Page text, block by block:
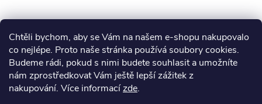
Chtěli bychom, aby se Vám na našem e-shopu nakupovalo
co nejlépe. Proto naše stránka používá soubory cookies.
Budeme rádi, pokud s nimi budete souhlasit a umožníte
nám zprostředkovat Vám ještě lepší zážitek z
nakupování. Více informacízde.